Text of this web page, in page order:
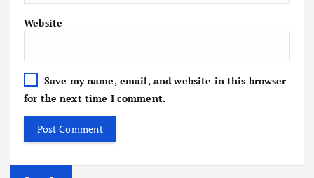
Website
Save my name, email, and website in this browser
for the next time I comment.